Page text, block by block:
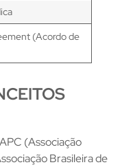
(Acordo de
(Associação
Brasileira de